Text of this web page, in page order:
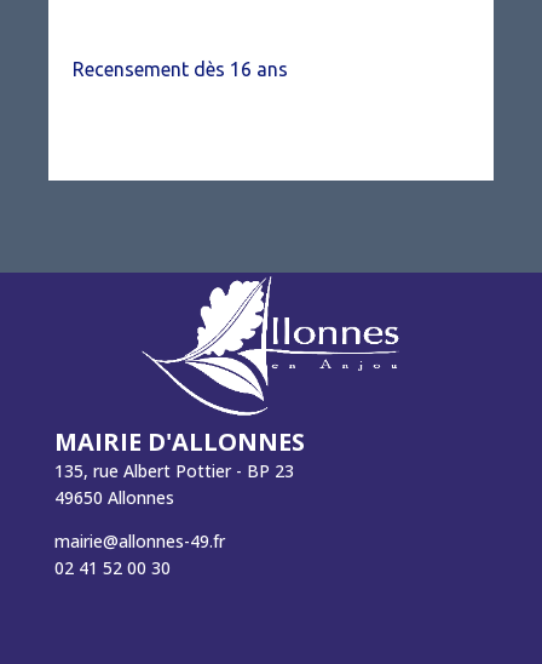
Recensement dès 16 ans
MAIRIE D'ALLONNES
135, rue Albert Pottier - BP 23
49650 Allonnes
mairie@allonnes-49.fr
02 41 52 00 30